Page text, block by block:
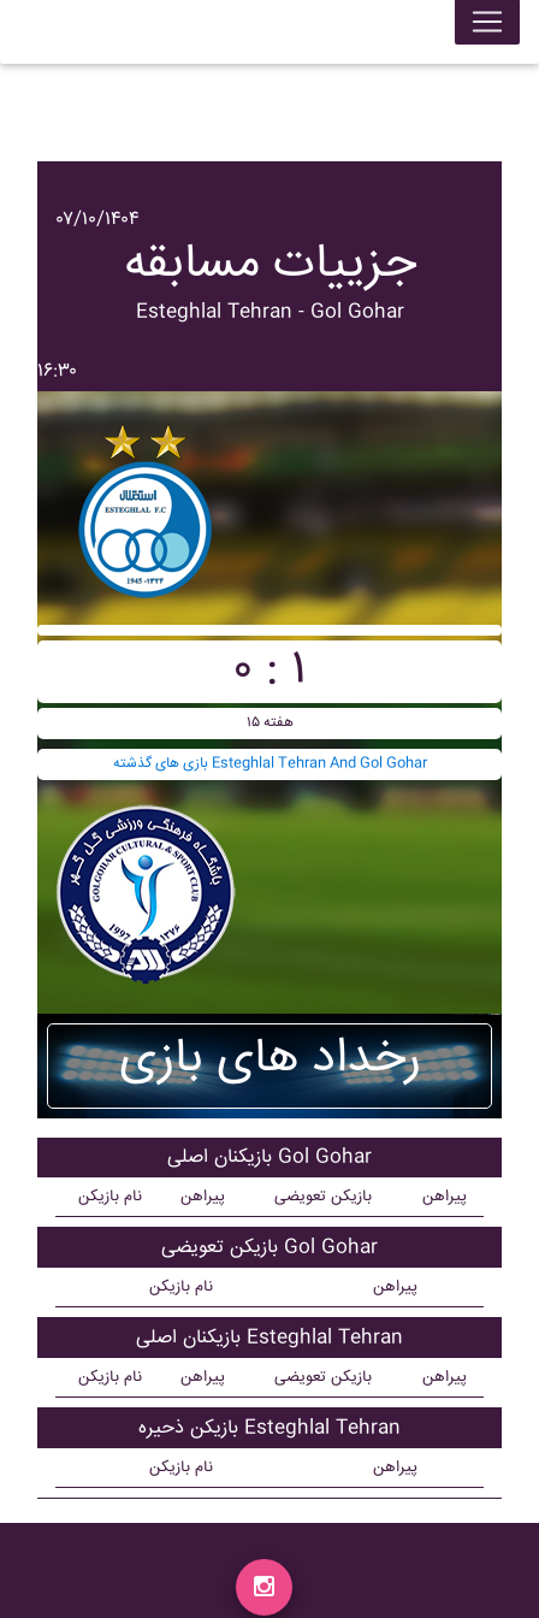
۰۷/۱۰/۱۴۰۴
جزییات مسابقه
Esteghlal Tehran - Gol Gohar
۱۶:۳۰
۰ : ۱
هفته ۱۵
بازی های گذشته Esteghlal Tehran And Gol Gohar
رخداد های بازی
بازیکنان اصلی Gol Gohar
نام بازیکن پیراهن بازیکن تعویضی پیراهن
بازیکن تعویضی Gol Gohar
نام بازیکن پیراهن
بازیکنان اصلی Esteghlal Tehran
نام بازیکن پیراهن بازیکن تعویضی پیراهن
بازیکن ذحیره Esteghlal Tehran
نام بازیکن پیراهن